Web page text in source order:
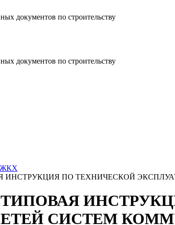
документов по строительству
документов по строительству
ЖКХ
ИНСТРУКЦИЯ ПО ТЕХНИЧЕСКОЙ
ТИПОВАЯ
СИСТЕМ